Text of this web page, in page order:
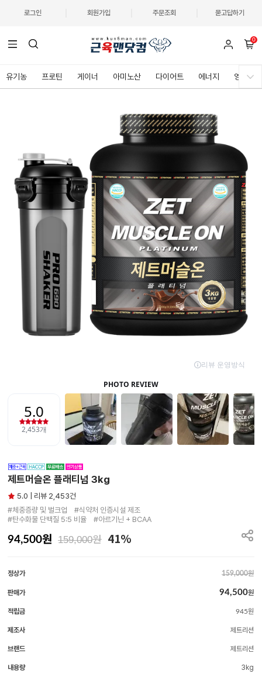
로그인 회원가입 주문조회 묻고답하기
0
유기농 프로틴 게이너 아미노산 다이어트 에너지 영양제
제트머슬온 플래티넘 3kg
5.0 | 리뷰 2,453건
#체중증량 및 벌크업　#식약처 인증시설 제조
#탄수화물 단백질 5:5 비율　#아르기닌 + BCAA
94,500원 159,000원 41%
정상가 159,000원
판매가 94,500원
적립금 945원
제조사 제트리션
브랜드 제트리션
내용량 3kg